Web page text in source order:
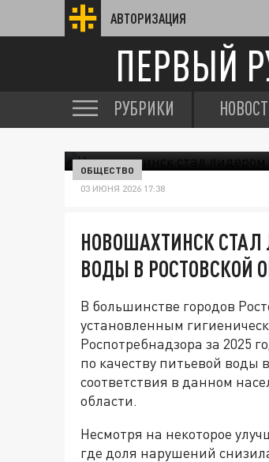
АВТОРИЗАЦИЯ
ПЕРВЫЙ
РУБРИКИ
ОБЩЕСТВО
03 ИЮНЯ 2026 17:38
НОВОШАХТИНСК СТАЛ
ВОДЫ В РОСТОВСКОЙ
В большинстве городов
установленным
Роспотребнадзора за 2025
по качеству питьевой воды
соответствия в данном
области.
Несмотря на некоторое
где доля нарушений